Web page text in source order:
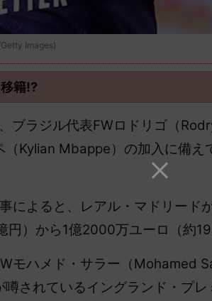
Images)
籍!?
ラジル代表FWロドリゴ（
Kylian Mbappe）の加入に備え
によると、レアル・マドリード
）から1億2000万ユーロ（約
ハメド・サラー（Mohamed
されているイングランド・プレ